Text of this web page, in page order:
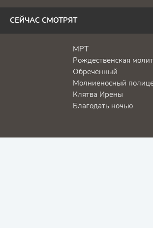
СЕЙЧАС СМОТРЯТ
МРТ
Рождественская
Обречённый
Молниеносный
Клятва Ирены
Благодать ночью